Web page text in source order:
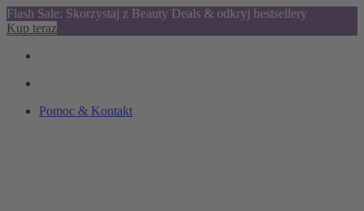
Flash Sale: Skorzystaj z Beauty Deals & odkryj bestsellery
Kup teraz
Pomoc & Kontakt